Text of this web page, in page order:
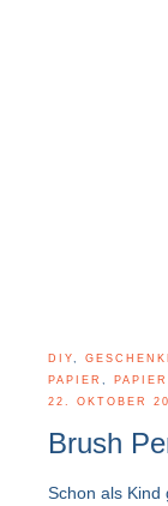
DIY,
PAPIER ,
22. OKTOBER
Brush
Schon als Kind